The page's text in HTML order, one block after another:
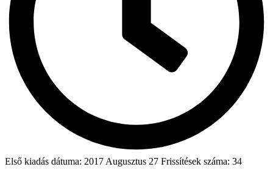
Első kiadás dátuma: 2017 Augusztus 27 Frissítések száma: 34